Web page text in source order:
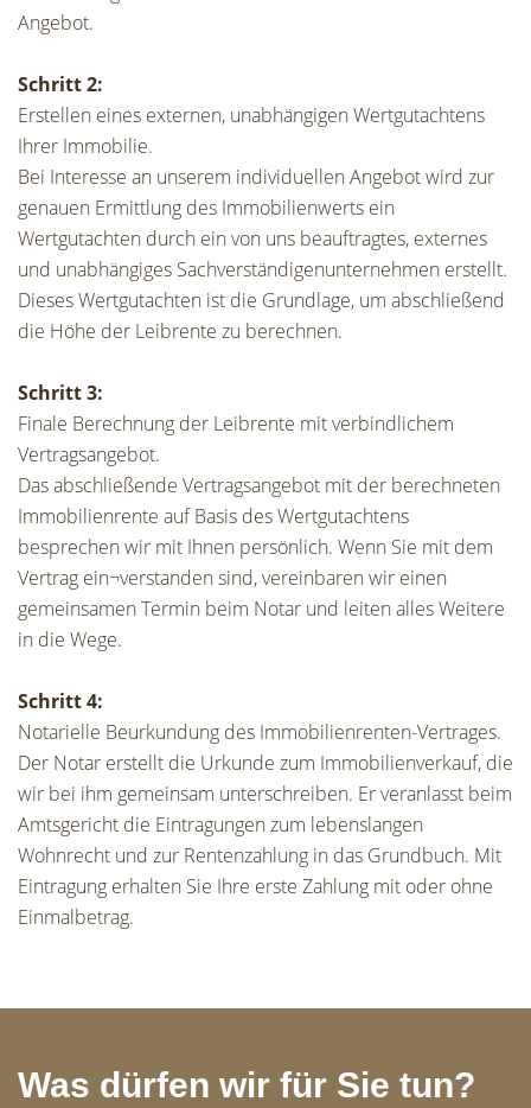
Angebot.
Schritt 2:
Erstellen eines externen, unabhängigen Wertgutachtens
Ihrer Immobilie.
Bei Interesse an unserem individuellen Angebot wird zur
genauen Ermittlung des Immobilienwerts ein
Wertgutachten durch ein von uns beauftragtes, externes
und unabhängiges Sachverständigenunternehmen erstellt.
Dieses Wertgutachten ist die Grundlage, um abschließend
die Höhe der Leibrente zu berechnen.
Schritt 3:
Finale Berechnung der Leibrente mit verbindlichem
Vertragsangebot.
Das abschließende Vertragsangebot mit der berechneten
Immobilienrente auf Basis des Wertgutachtens
besprechen wir mit Ihnen persönlich. Wenn Sie mit dem
Vertrag ein¬verstanden sind, vereinbaren wir einen
gemeinsamen Termin beim Notar und leiten alles Weitere
in die Wege.
Schritt 4:
Notarielle Beurkundung des Immobilienrenten-Vertrages.
Der Notar erstellt die Urkunde zum Immobilienverkauf, die
wir bei ihm gemeinsam unterschreiben. Er veranlasst beim
Amtsgericht die Eintragungen zum lebenslangen
Wohnrecht und zur Rentenzahlung in das Grundbuch. Mit
Eintragung erhalten Sie Ihre erste Zahlung mit oder ohne
Einmalbetrag.
Was dürfen wir für Sie tun?